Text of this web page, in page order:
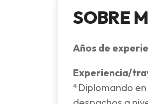
SOBRE
Años de
Experiencia/
*Diplomando